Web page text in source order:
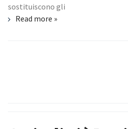
sostituiscono gli
Read more »